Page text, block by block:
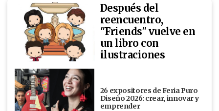
Después del
reencuentro,
"Friends" vuelve en
un libro con
ilustraciones
26 expositores de Feria Puro
Diseño 2026: crear, innovar y
emprender